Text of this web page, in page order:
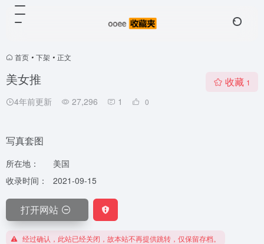
首页 • 下架 • 正文
美女推
4年前更新 27,296 1 0
收藏 1
写真套图
所在地：
美国
收录时间：
2021-09-15
打开网站
经过确认，此站已经关闭，故本站不再提供跳转，仅保留存档。